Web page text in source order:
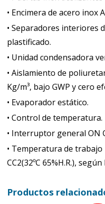
• Encimera de acero inox
• Separadores interiores
plastificado.
• Unidad condensadora
• Aislamiento de
Kg/m³, bajo GWP y cero
• Evaporador estático.
• Control de temperatura.
• Interruptor general ON
• Temperatura de trabajo
CC2(32ºC 65%H.R.),
Productos